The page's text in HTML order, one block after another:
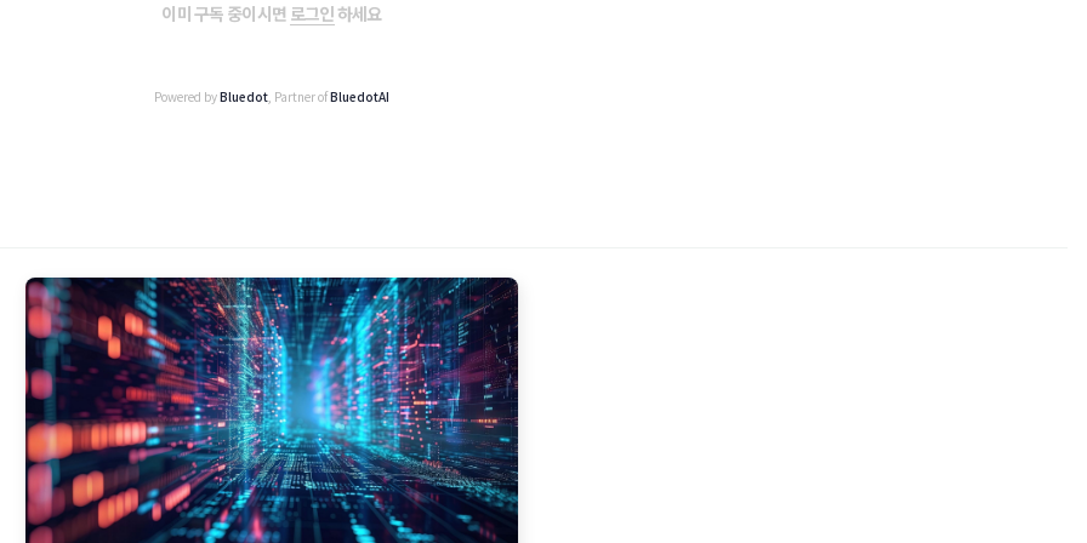
이미 구독 중이시면 로그인하세요
Powered byBluedot, Partner ofBluedotAI